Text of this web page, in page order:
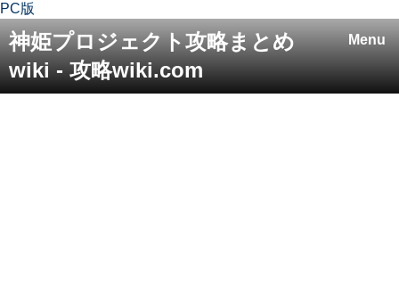
PC版
Menu
神姫プロジェクト攻略まとめ
wiki - 攻略wiki.com